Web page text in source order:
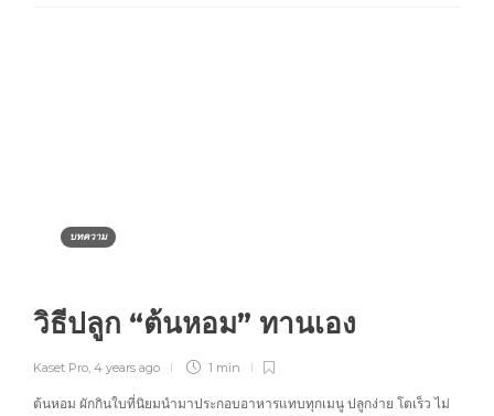
บทความ
วิธีปลูก “ต้นหอม” ทานเอง
Kaset Pro, 4 years ago 1 min
ต้นหอม ผักกินใบที่นิยมนำมาประกอบอาหารแทบทุกเมนู ปลูกง่าย โตเร็ว ไม่